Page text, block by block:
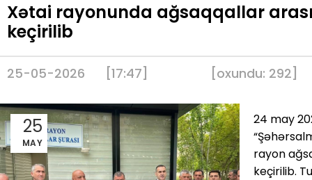
Xətai rayonunda ağsaqqallar
keçirilib
25-05-2026 [17:47] [oxundu: 292]
25
MAY
24 may
rayon
keçirilib.